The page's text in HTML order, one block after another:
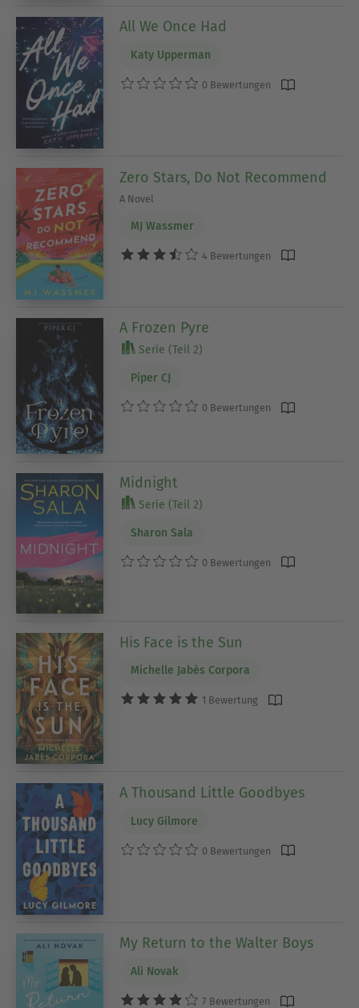
All We Once Had
Katy Upperman
0 Bewertungen
Zero Stars, Do Not Recommend
A Novel
MJ Wassmer
4 Bewertungen
A Frozen Pyre
Serie (Teil 2)
Piper CJ
0 Bewertungen
Midnight
Serie (Teil 2)
Sharon Sala
0 Bewertungen
His Face is the Sun
Michelle Jabès Corpora
1 Bewertung
A Thousand Little Goodbyes
Lucy Gilmore
0 Bewertungen
My Return to the Walter Boys
Ali Novak
7 Bewertungen